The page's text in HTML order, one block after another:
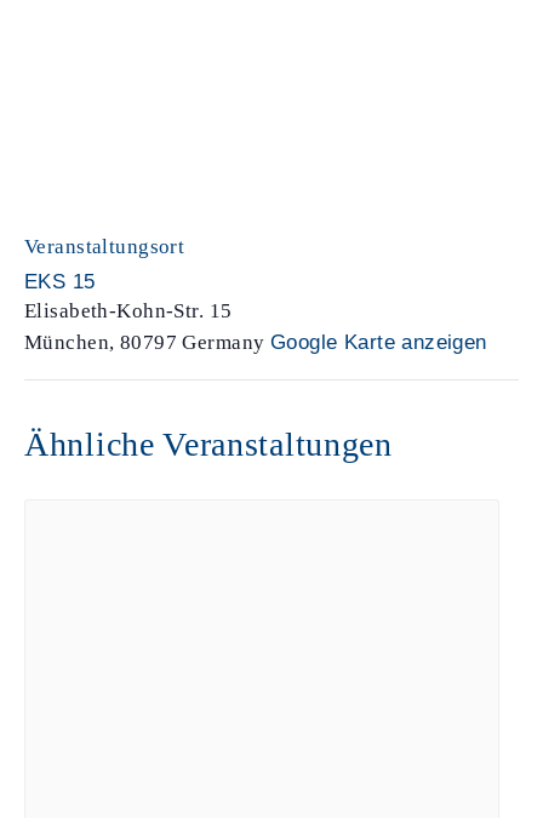
Veranstaltungsort
EKS 15
Elisabeth-Kohn-Str. 15
München, 80797 Germany Google Karte anzeigen
Ähnliche Veranstaltungen